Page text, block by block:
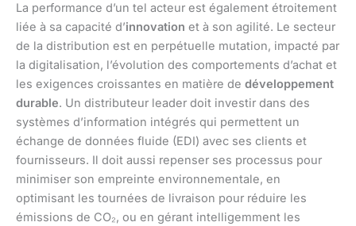
La performance d’un tel acteur est également étroitement
liée à sa capacité d’innovation et à son agilité. Le secteur
de la distribution est en perpétuelle mutation, impacté par
la digitalisation, l’évolution des comportements d’achat et
les exigences croissantes en matière de développement
durable. Un distributeur leader doit investir dans des
systèmes d’information intégrés qui permettent un
échange de données fluide (EDI) avec ses clients et
fournisseurs. Il doit aussi repenser ses processus pour
minimiser son empreinte environnementale, en
optimisant les tournées de livraison pour réduire les
émissions de CO₂, ou en gérant intelligemment les